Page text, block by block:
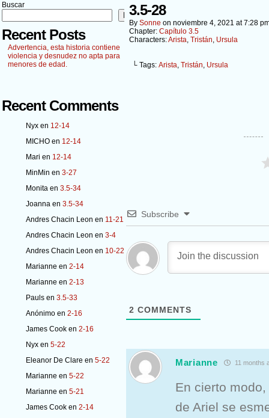
Buscar
Buscar
Recent Posts
Advertencia, esta historia contiene
violencia y desnudez no apta para
menores de edad.
Recent Comments
Nyx en 12-14
MICHO en 12-14
Mari en 12-14
MinMin en 3-27
Monita en 3.5-34
Joanna en 3.5-34
Andres Chacin Leon en 11-21
Andres Chacin Leon en 3-4
Andres Chacin Leon en 10-22
Marianne en 2-14
Marianne en 2-13
Pauls en 3.5-33
Anónimo en 2-16
James Cook en 2-16
Nyx en 5-22
Eleanor De Clare en 5-22
Marianne en 5-22
Marianne en 5-21
James Cook en 2-14
3.5-28
By Sonne on noviembre 4, 2021 at7:28
Chapter: Capítulo 3.5
Characters:Arista, Tristán, Ursula
└ Tags: Arista, Tristán, Ursula
Subscribe
2 COMMENTS
Marianne 11 months
En cierto
de Ariel se